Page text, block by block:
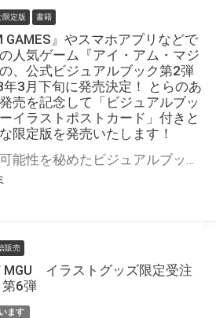
限定版 書籍
GAMES』やスマホアプリなどで
人気ゲーム『アイ・アム・マジ
、公式ビジュアルブック第2弾
3月下旬に発売決定！ とらのあ
売を記念して「ビジュアルブッ
イラストポストカード」付きと
限定版を発売いたします！
販売
MGU イラストグッズ限定受注
6弾
ます